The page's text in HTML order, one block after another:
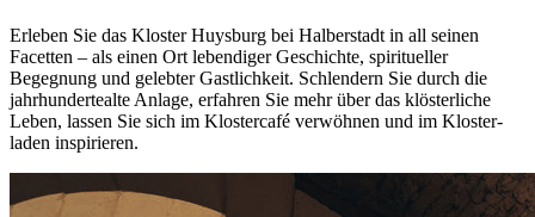
Erleben Sie das Kloster Huysburg bei Halber­stadt in all seinen
Facetten – als einen Ort leben­diger Geschichte, spiritueller
Begegnung und gelebter Gastlich­keit. Schlendern Sie durch die
jahr­hunderte­alte Anlage, erfahren Sie mehr über das klöster­liche
Leben, lassen Sie sich im Kloster­café verwöhnen und im Kloster­
laden inspirieren.